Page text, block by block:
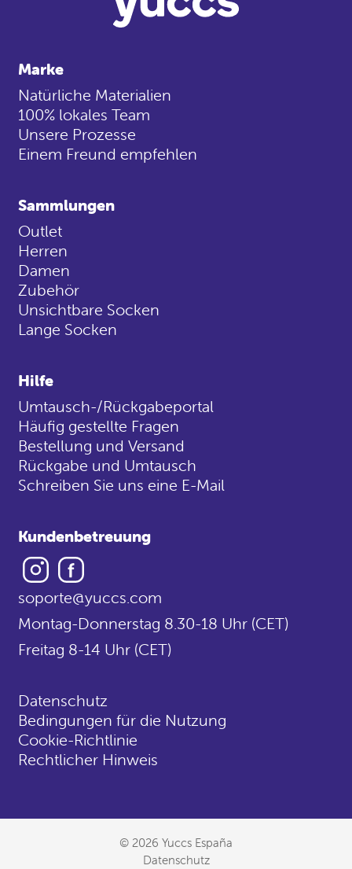
Marke
Natürliche Materialien
100% lokales Team
Unsere Prozesse
Einem Freund empfehlen
Sammlungen
Outlet
Herren
Damen
Zubehör
Unsichtbare Socken
Lange Socken
Hilfe
Umtausch-/Rückgabeportal
Häufig gestellte Fragen
Bestellung und Versand
Rückgabe und Umtausch
Schreiben Sie uns eine E-Mail
Kundenbetreuung
Instagram
soporte@yuccs.com
Montag-Donnerstag 8.30-18 Uhr (CET)
Freitag 8-14 Uhr (CET)
Datenschutz
Bedingungen für die Nutzung
Cookie-Richtlinie
Rechtlicher Hinweis
© 2026 Yuccs España
Datenschutz